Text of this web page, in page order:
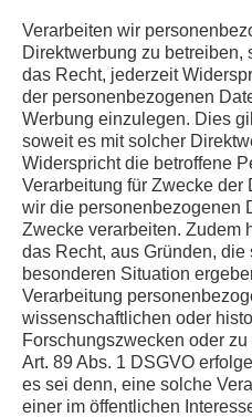
Verarbeiten wir
Direktwerbung zu betreiben,
das Recht, jederzeit
der personenbezogenen
Werbung einzulegen. Dies
soweit es mit solcher
Widerspricht die betroffene
Verarbeitung für Zwecke der
wir die personenbezogenen
Zwecke verarbeiten. Zudem
das Recht, aus Gründen, die
besonderen Situation
Verarbeitung
wissenschaftlichen oder
Forschungszwecken oder
Art. 89 Abs. 1 DSGVO
es sei denn, eine solche
einer im öffentlichen